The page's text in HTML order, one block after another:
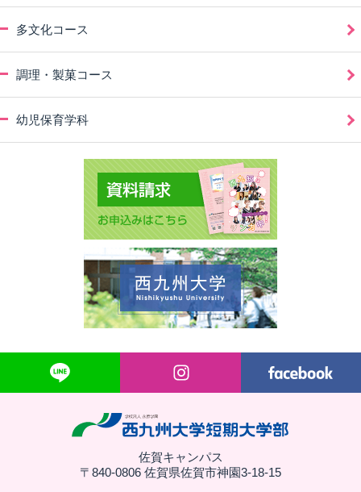
多文化コース
調理・製菓コース
幼児保育学科
佐賀キャンパス
〒840-0806 佐賀県佐賀市神園3-18-15